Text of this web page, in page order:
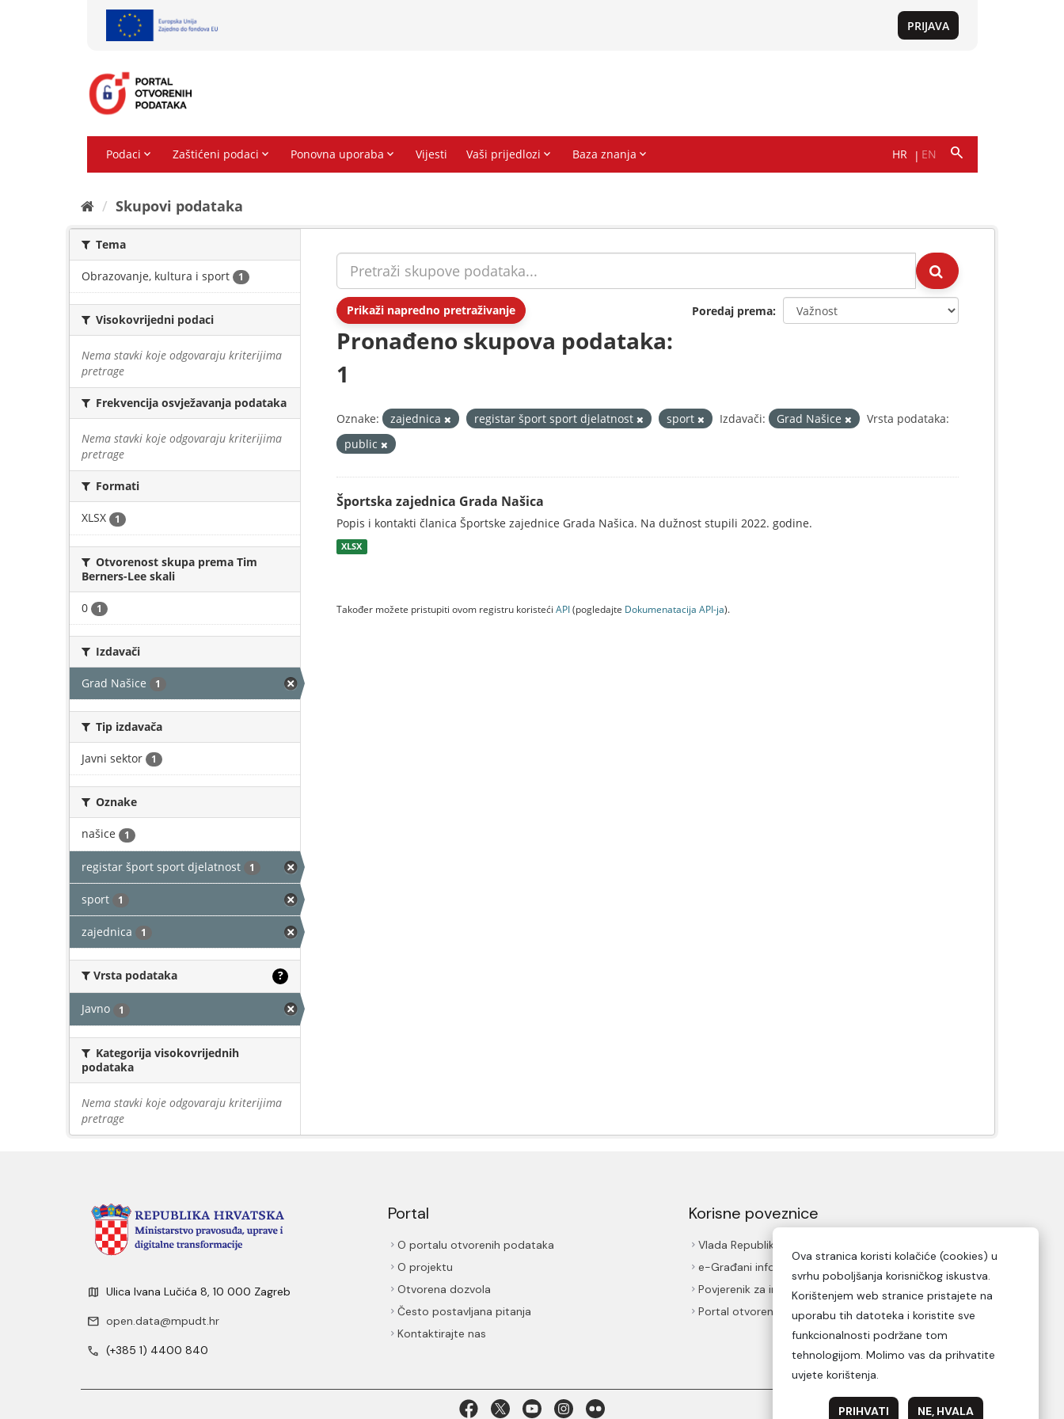
Skupovi podаtаkа
Tema
Obrazovanje, kultura i sport 1
Visokovrijedni podaci
Nema stavki koje odgovaraju kriterijima
pretrage
Frekvencija osvježavanja podataka
Nema stavki koje odgovaraju kriterijima
pretrage
Formati
XLSX 1
Otvorenost skupa prema Tim
Berners-Lee skali
0 1
Izdavači
Grad Našice 1
Tip izdavača
Javni sektor 1
Oznake
našice 1
registar šport sport djelatnost 1
sport 1
zajednica 1
Vrsta podataka ?
Javno 1
Kategorija visokovrijednih
podataka
Nema stavki koje odgovaraju kriterijima
pretrage
Prikaži napredno pretraživanje Poredaj prema
Pronađeno skupova podataka:
1
Oznake: zajednica registar šport sport djelatnost sport Izdavači: Grad Našice
Vrsta podataka:
public
Športska zajednica Grada Našica
Popis i kontakti članica Športske zajednice Grada Našica. Na dužnost stupili 2022. godine.
XLSX
Također možete pristupiti ovom registru koristeći API(pogledajte Dokumenаtаcijа API-jа).